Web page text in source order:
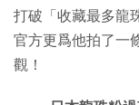
打破「收藏最多龍
官方更爲他拍了一
觀！